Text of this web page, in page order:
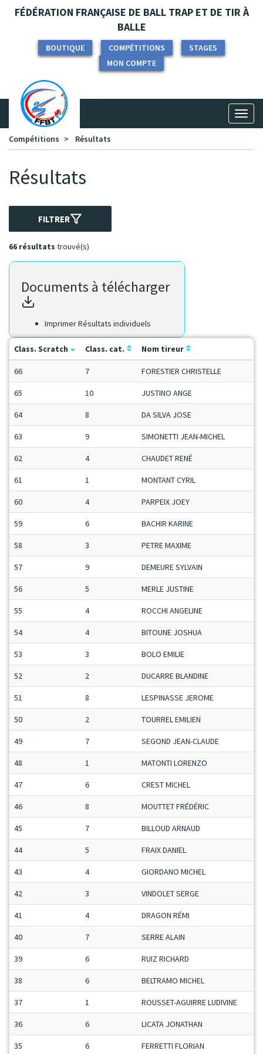
Panneau de gestion des cookies
FÉDÉRATION FRANÇAISE DE BALL TRAP ET DE TIR À
BALLE
BOUTIQUE COMPÉTITIONS
STAGES
MON COMPTE
Compétitions
Résultats
Résultats
FILTRER
66 résultats trouvé(s)
Documents à télécharger
Imprimer Résultats individuels
Class. Scratch Class. cat. Nom tireur
66 7 FORESTIER CHRISTELLE
65 10 JUSTINO ANGE
64 8 DA SILVA JOSE
63 9 SIMONETTI JEAN-MICHEL
62 4 CHAUDET RENÉ
61 1 MONTANT CYRIL
60 4 PARPEIX JOEY
59 6 BACHIR KARINE
58 3 PETRE MAXIME
57 9 DEMEURE SYLVAIN
56 5 MERLE JUSTINE
55 4 ROCCHI ANGELINE
54 4 BITOUNE JOSHUA
53 3 BOLO EMILIE
52 2 DUCARRE BLANDINE
51 8 LESPINASSE JEROME
50 2 TOURREL EMILIEN
49 7 SEGOND JEAN-CLAUDE
48 1 MATONTI LORENZO
47 6 CREST MICHEL
46 8 MOUTTET FRÉDÉRIC
45 7 BILLOUD ARNAUD
44 5 FRAIX DANIEL
43 4 GIORDANO MICHEL
42 3 VINDOLET SERGE
41 4 DRAGON RÉMI
40 7 SERRE ALAIN
39 6 RUIZ RICHARD
38 6 BELTRAMO MICHEL
37 1 ROUSSET-AGUIRRE LUDIVINE
36 6 LICATA JONATHAN
35 6 FERRETTI FLORIAN